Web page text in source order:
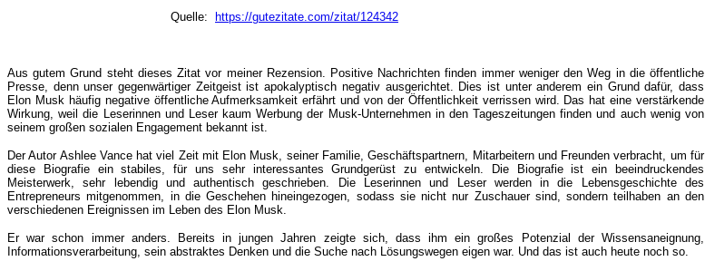
Quelle: https://gutezitate.com/zitat/124342
Aus gutem Grund steht dieses Zitat vor meiner Rezension. Positive Nachrichten finden immer weniger den Weg in die öffentliche
Presse, denn unser gegenwärtiger Zeitgeist ist apokalyptisch negativ ausgerichtet. Dies ist unter anderem ein Grund dafür, dass
Elon Musk häufig negative öffentliche Aufmerksamkeit erfährt und von der Öffentlichkeit verrissen wird. Das hat eine verstärkende
Wirkung, weil die Leserinnen und Leser kaum Werbung der Musk-Unternehmen in den Tageszeitungen finden und auch wenig von
seinem großen sozialen Engagement bekannt ist.
Der Autor Ashlee Vance hat viel Zeit mit Elon Musk, seiner Familie, Geschäftspartnern, Mitarbeitern und Freunden verbracht, um für
diese Biografie ein stabiles, für uns sehr interessantes Grundgerüst zu entwickeln. Die Biografie ist ein beeindruckendes
Meisterwerk, sehr lebendig und authentisch geschrieben. Die Leserinnen und Leser werden in die Lebensgeschichte des
Entrepreneurs mitgenommen, in die Geschehen hineingezogen, sodass sie nicht nur Zuschauer sind, sondern teilhaben an den
verschiedenen Ereignissen im Leben des Elon Musk.
Er war schon immer anders. Bereits in jungen Jahren zeigte sich, dass ihm ein großes Potenzial der Wissensaneignung,
Informationsverarbeitung, sein abstraktes Denken und die Suche nach Lösungswegen eigen war. Und das ist auch heute noch so.